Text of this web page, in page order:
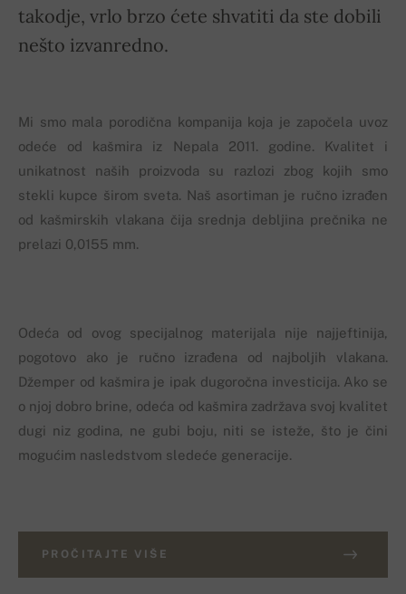
takodje, vrlo brzo ćete shvatiti da ste dobili
nešto izvanredno.
Mi smo mala porodična kompanija koja je započela uvoz
odeće od kašmira iz Nepala 2011. godine. Kvalitet i
unikatnost naših proizvoda su razlozi zbog kojih smo
stekli kupce širom sveta. Naš asortiman je ručno izrađen
od kašmirskih vlakana čija srednja debljina prečnika ne
prelazi 0,0155 mm.
Odeća od ovog specijalnog materijala nije najjeftinija,
pogotovo ako je ručno izrađena od najboljih vlakana.
Džemper od kašmira je ipak dugoročna investicija. Ako se
o njoj dobro brine, odeća od kašmira zadržava svoj kvalitet
dugi niz godina, ne gubi boju, niti se isteže, što je čini
mogućim nasledstvom sledeće generacije.
PROČITAJTE VIŠE